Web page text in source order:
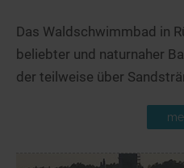
Das Waldschwimmbad in
beliebter und naturnaher
der teilweise über